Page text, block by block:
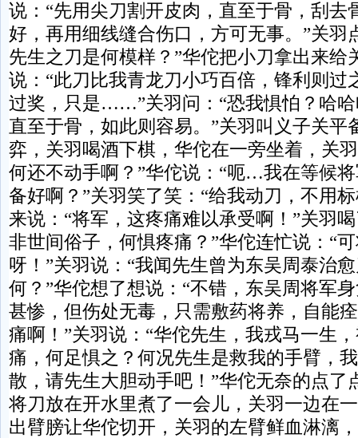
说：“先用尖刀割开皮肉，直至于骨，刮去
好，再用细线缝合伤口，方可无事。”关羽
先生之刀是何模样？”华佗把小刀拿出来给
说：“此刀比我青龙刀小巧百倍，锋利则过
过奖，只是……”关羽问：“恐我惧怕？哈
直至于骨，如此则容易。”关羽叫义子关平
弈，关羽喝酒下棋，华佗在一旁坐着，关
何还不动手啊？”华佗说：“呃…我在等候
备好啊？”关羽笑了笑：“给我动刀，不用
来说：“将军，这疼痛难以承受啊！”关羽
非世间俗子，何惧疼痛？”华佗连忙说：“
呀！”关羽说：“我闻先生曾为东吴周泰治
何？”华佗想了想说：“不错，东吴周将军
甚惨，但伤处无毒，只需敷药将养，自能
痛啊！”关羽说：“华佗先生，我戎马一生
痛，何足惧之？何况先生是救我的手臂，
散，请先生大胆动手吧！”华佗无奈的点了
将刀放在开水里煮了一会儿，关羽一边在
出臂膀让华佗切开，关羽的左臂鲜血淋漓